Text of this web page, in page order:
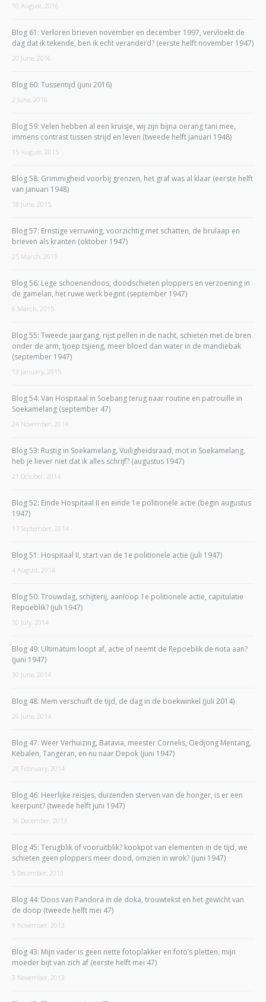
10 August, 2016
Blog 61: Verloren brieven november en december 1997, vervloekt de
dag dat ik tekende, ben ik echt veranderd? (eerste helft november 1947)
20 June, 2016
Blog 60: Tussentijd (juni 2016)
2 June, 2016
Blog 59: Velen hebben al een kruisje, wij zijn bijna oerang tani mee,
immens contrast tussen strijd en leven (tweede helft januari 1948)
15 August, 2015
Blog 58: Grimmigheid voorbij grenzen, het graf was al klaar (eerste helft
van januari 1948)
18 June, 2015
Blog 57: Ernstige verruwing, voorzichtig met schatten, de brulaap en
brieven als kranten (oktober 1947)
25 March, 2015
Blog 56: Lege schoenendoos, doodschieten ploppers en verzoening in
de gamelan, het ruwe werk begint (september 1947)
6 March, 2015
Blog 55: Tweede jaargang, rijst pellen in de nacht, schieten met de bren
onder de arm, tjoep tsjieng, meer bloed dan water in de mandiebak
(september 1947)
13 January, 2015
Blog 54: Van Hospitaal in Soebang terug naar routine en patrouille in
Soekamelang (september 47)
24 November, 2014
Blog 53: Rustig in Soekamelang, Vuiligheidsraad, mot in Soekamelang,
heb je liever niet dat ik alles schrijf? (augustus 1947)
21 October, 2014
Blog 52: Einde Hospitaal II en einde 1e politionele actie (begin augustus
1947)
17 September, 2014
Blog 51: Hospitaal II, start van de 1e politionele actie (juli 1947)
4 August, 2014
Blog 50: Trouwdag, schijterij, aanloop 1e politionele actie, capitulatie
Repoeblik? (juli 1947)
10 July, 2014
Blog 49: Ultimatum loopt af, actie of neemt de Repoeblik de nota aan?
(juni 1947)
30 June, 2014
Blog 48: Mem verschuift de tijd, de dag in de boekwinkel (juli 2014)
26 June, 2014
Blog 47: Weer Verhuizing, Batavia, meester Cornelis, Oedjong Mentang,
Kebalen, Tangeran, en nu naar Depok (juni 1947)
28 February, 2014
Blog 46: Heerlijke reisjes, duizenden sterven van de honger, is er een
keerpunt? (tweede helft juni 1947)
16 December, 2013
Blog 45: Terugblik of vooruitblik? kookpot van elementen in de tijd, we
schieten geen ploppers meer dood, omzien in wrok? (juni 1947)
5 December, 2013
Blog 44: Doos van Pandora in de doka, trouwtekst en het gewicht van
de doop (tweede helft mei 47)
9 November, 2013
Blog 43: Mijn vader is geen nette fotoplakker en foto’s pletten, mijn
moeder bijt van zich af (eerste helft mei 47)
3 November, 2013